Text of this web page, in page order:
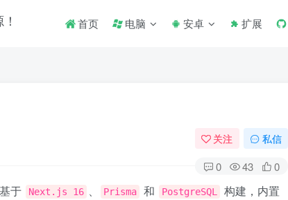
首页 电脑 安卓 扩展
关注 私信
0 43 0
于 Next.js 16 、 Prisma 和 PostgreSQL
构建，内置